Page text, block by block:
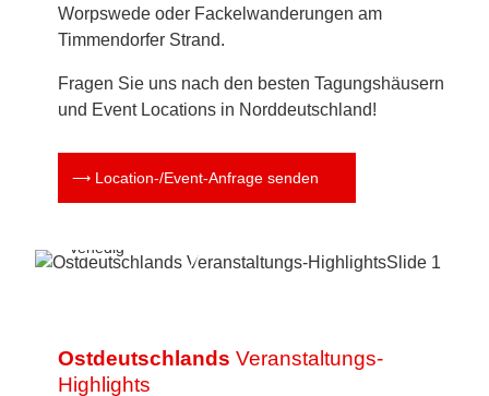
Worpswede oder Fackelwanderungen am
Timmendorfer Strand.
Fragen Sie uns nach den besten Tagungshäusern
und Event Locations in Norddeutschland!
Location-/Event-Anfrage senden
Lifetime:
Galadinner
Venedig
Ostdeutschlands Veranstaltungs-
Highlights